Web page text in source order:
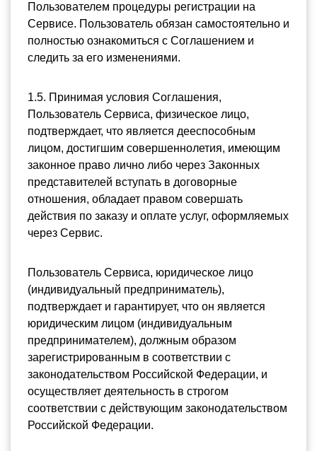
Пользователем процедуры регистрации на
Сервисе. Пользователь обязан самостоятельно и
полностью ознакомиться с Соглашением и
следить за его изменениями.
1.5. Принимая условия Соглашения,
Пользователь Сервиса, физическое лицо,
подтверждает, что является дееспособным
лицом, достигшим совершеннолетия, имеющим
законное право лично либо через Законных
представителей вступать в договорные
отношения, обладает правом совершать
действия по заказу и оплате услуг, оформляемых
через Сервис.
Пользователь Сервиса, юридическое лицо
(индивидуальный предприниматель),
подтверждает и гарантирует, что он является
юридическим лицом (индивидуальным
предпринимателем), должным образом
зарегистрированным в соответствии с
законодательством Российской Федерации, и
осуществляет деятельность в строгом
соответствии с действующим законодательством
Российской Федерации.